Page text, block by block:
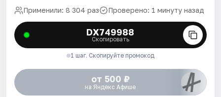
Применили: 8 304 раз Проверено: 1 минуту назад
DX749988
Скопировать
1 шаг. Скопируйте промокод
от 500 ₽
на Яндекс Афише